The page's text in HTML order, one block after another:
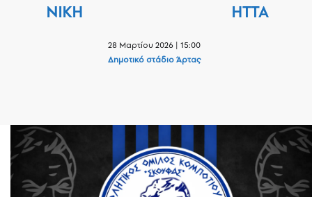
ΝΊΚΗ ΉΤΤΑ
28 Μαρτίου 2026 | 15:00
Δημοτικό στάδιο Άρτας